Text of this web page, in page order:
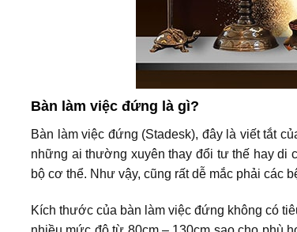
Bàn làm việc đứng là gì?
Bàn làm việc đứng (Stadesk), đây là viết tắt
những ai thường xuyên thay đổi tư thế hay di
bộ cơ thể. Như vậy, cũng rất dễ mắc phải các
Kích thước của bàn làm việc đứng không có